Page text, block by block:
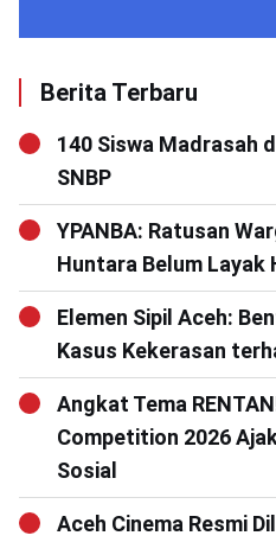
Berita Terbaru
140 Siswa Madrasah
SNBP
YPANBA: Ratusan
Huntara Belum Layak
Elemen Sipil Aceh:
Kasus Kekerasan
Angkat Tema
Competition 2026
Sosial
Aceh Cinema Resmi